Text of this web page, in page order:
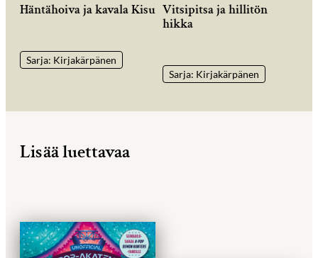
Häntähoiva ja kavala Kisu
Sarja: Kirjakärpänen
Vitsipitsa ja hillitön
hikka
Sarja: Kirjakärpänen
Lisää luettavaa